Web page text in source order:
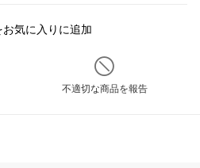
お気に入りに追加
不適切な商品を報告